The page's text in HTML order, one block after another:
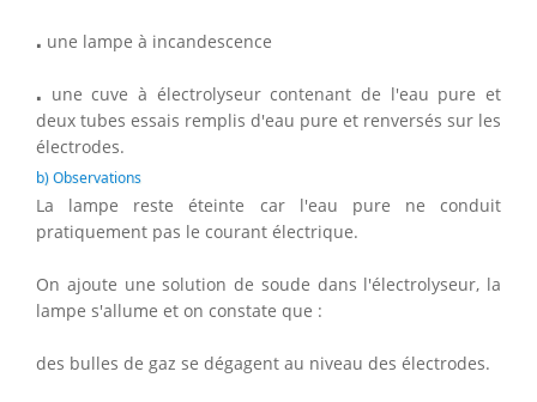
⋅⋅ une lampe à incandescence
⋅⋅ une cuve à électrolyseur contenant de l'eau pure et
deux tubes essais remplis d'eau pure et renversés sur les
électrodes.
b) Observations
La lampe reste éteinte car l'eau pure ne conduit
pratiquement pas le courant électrique.
On ajoute une solution de soude dans l'électrolyseur, la
lampe s'allume et on constate que :
des bulles de gaz se dégagent au niveau des électrodes.